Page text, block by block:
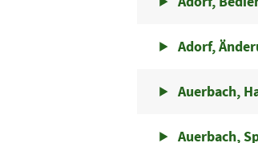
Adorf,
Auerbach,
Auerbach,